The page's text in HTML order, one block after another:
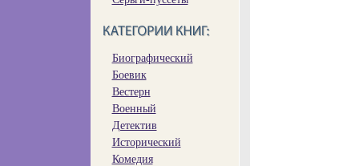
Биографический
Боевик
Вестерн
Военный
Детектив
Исторический
Комедия